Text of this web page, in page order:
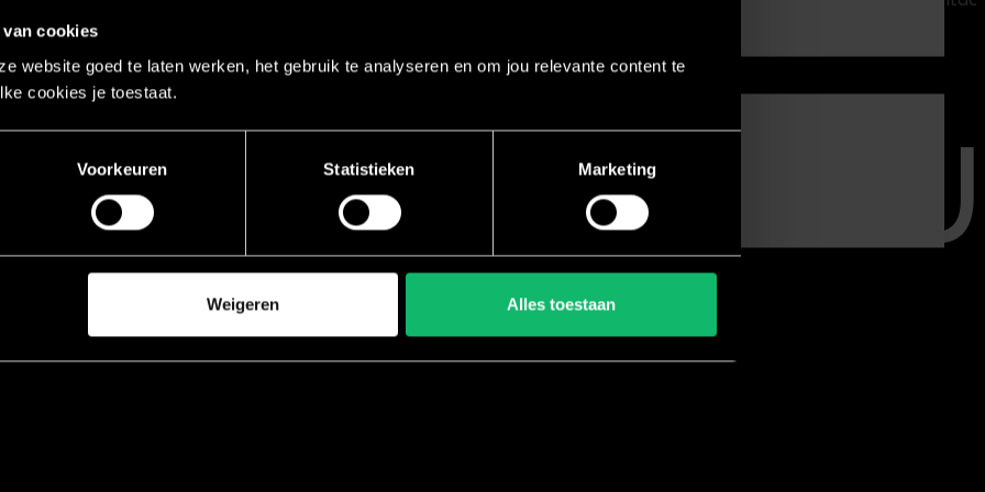
van cookies
website goed te laten werken, het gebruik te analyseren en om jou relevante content te
cookies je toestaat.
Voorkeuren Statistieken Marketing
Weigeren Alles toestaan
y
SclptCycle®